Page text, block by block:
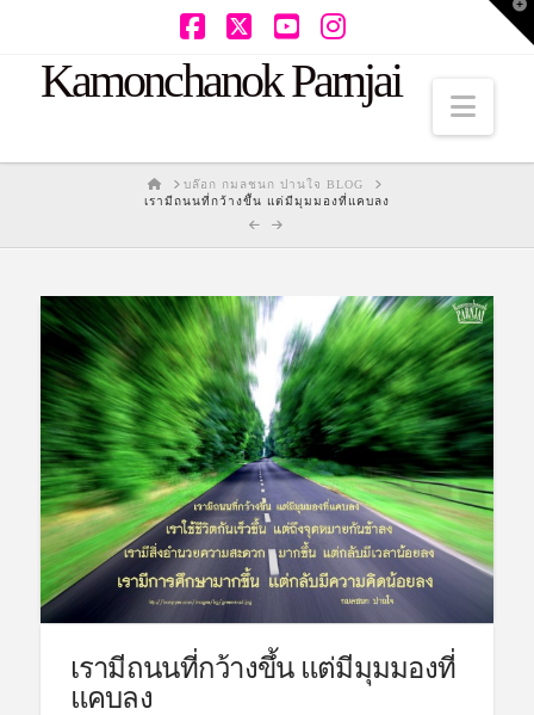
Kamonchanok Parnjai
HOMEบล๊อก กมลชนก ปานใจ BLOG
เรามีถนนที่กว้างขึ้น แต่มีมุมมองที่แคบลง
เรามีถนนที่กว้างขึ้น แต่มีมุมมองที่
แคบลง